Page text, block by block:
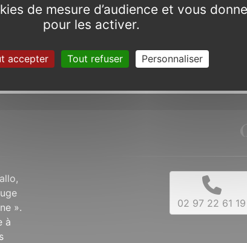
Article suivant
».
à
02 97 22 61 19
de mesure d’audience et vous
pour les activer.
accepter Tout refuser Personnaliser